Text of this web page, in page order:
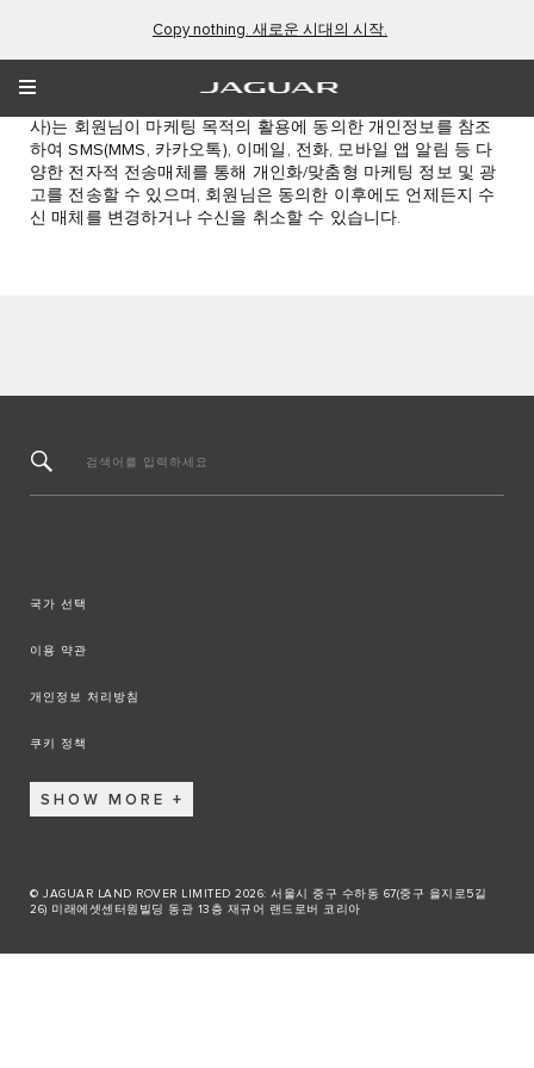
Copy nothing. 새로운 시대의 시작.
광고성 정보 수신 동의[선택]
사)는 회원님이 마케팅 목적의 활용에 동의한 개인정보를 참조
하여 SMS(MMS, 카카오톡), 이메일, 전화, 모바일 앱 알림 등 다
양한 전자적 전송매체를 통해 개인화/맞춤형 마케팅 정보 및 광
고를 전송할 수 있으며, 회원님은 동의한 이후에도 언제든지 수
신 매체를 변경하거나 수신을 취소할 수 있습니다.
검색어를 입력하세요
국가 선택
이용 약관
개인정보 처리방침
쿠키 정책
SHOW MORE
© JAGUAR LAND ROVER LIMITED 2026: 서울시 중구 수하동 67(중구 을지로5길
26) 미래에셋센터원빌딩 동관 13층 재규어 랜드로버 코리아